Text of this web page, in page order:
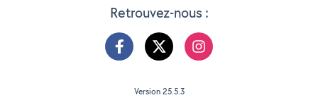
Retrouvez-nous :
Version 25.5.3